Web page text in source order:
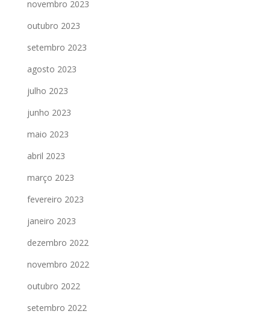
novembro 2023
outubro 2023
setembro 2023
agosto 2023
julho 2023
junho 2023
maio 2023
abril 2023
março 2023
fevereiro 2023
janeiro 2023
dezembro 2022
novembro 2022
outubro 2022
setembro 2022